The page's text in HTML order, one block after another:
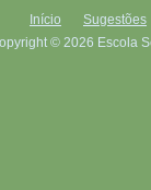
Início
Sugestões
© 2026 Escola